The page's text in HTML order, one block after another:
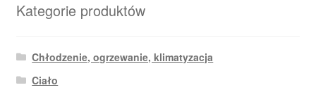
Kategorie produktów
Chłodzenie, ogrzewanie, klimatyzacja
Ciało